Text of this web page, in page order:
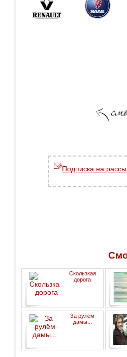
Подписка на
Скользкая
дорога
За рулём
дамы...